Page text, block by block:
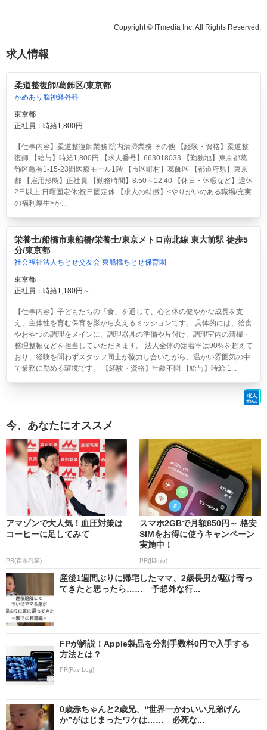
Copyright © ITmedia Inc. All Rights Reserved.
求人情報
柔道整復師/葛飾区/東京都
かめあり脳神経外科
東京都
正社員：時給1,800円
【仕事内容】柔道整復師業務 院内清掃業務 その他 【経験・資格】柔道整
復師 【給与】時給1,800円 【求人番号】663018033 【勤務地】東京都葛
飾区亀有1-15-23間医療モール1階 【市区町村】葛飾区 【都道府県】東京
都 【雇用形態】正社員 【勤務時間】8:50～12:40 【休日・休暇など】週休
2日以上;日曜固定休;祝日固定休 【求人の特徴】<やりがいのある職場/充実
の福利厚生>か...
栄養士/船橋市東船橋/栄養士/東京メトロ南北線 東大前駅 徒歩5
分/東京都
社会福祉法人ちとせ交友会 東船橋ちとせ保育園
東京都
正社員：時給1,180円～
【仕事内容】子どもたちの「食」を通じて、心と体の健やかな成長を支
え、主体性を育む保育を影から支えるミッションです。 具体的には、給食
やおやつの調理をメインに、調理器具の準備や片付け、調理室内の清掃・
整理整頓などを担当していただきます。 法人全体の定着率は90%を超えて
おり、経験を問わずスタッフ同士が協力し合いながら、温かい雰囲気の中
で業務に励める環境です。 【経験・資格】年齢不問 【給与】時給:1...
今、あなたにオススメ
アマゾンで大人気！血圧対策は
コーヒーに足してみて
PR(森永乳業)
スマホ2GBで月額850円～ 格安
SIMをお得に使うキャンペーン
実施中！
PR(IIJmio)
産後1週間ぶりに帰宅したママ、2歳長男が駆け寄っ
てきたと思ったら…… 予想外な行...
FPが解説！Apple製品を分割手数料0円で入手する
方法とは？
PR(Fav-Log)
0歳赤ちゃんと2歳兄、“世界一かわいい兄弟げん
か”がはじまったワケは…… 必死な...